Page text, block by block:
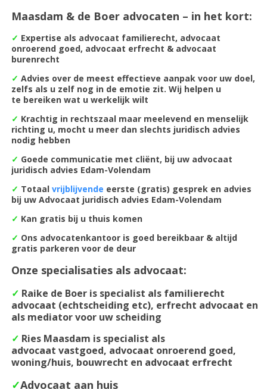
Maasdam & de Boer advocaten – in het kort:
✓ Expertise als advocaat familierecht, advocaat
onroerend goed, advocaat erfrecht & advocaat
burenrecht
✓ Advies over de meest effectieve aanpak voor uw doel,
zelfs als u zelf nog in de emotie zit. Wij helpen u
te bereiken wat u werkelijk wilt
✓ Krachtig in rechtszaal maar meelevend en menselijk
richting u, mocht u meer dan slechts juridisch advies
nodig hebben
✓ Goede communicatie met cliënt, bij uw advocaat
juridisch advies Edam-Volendam
✓ Totaalvrijblijvende eerste (gratis) gesprek en advies
bij uw Advocaat juridisch advies Edam-Volendam
✓ Kan gratis bij u thuis komen
✓ Ons advocatenkantoor is goed bereikbaar & altijd
gratis parkeren voor de deur
Onze specialisaties als advocaat:
✓ Raike de Boer is specialist als familierecht
advocaat (echtscheiding etc), erfrecht advocaat en
als mediator voor uw scheiding
✓ Ries Maasdam is specialist als
advocaat vastgoed, advocaat onroerend goed,
woning/huis, bouwrecht en advocaat erfrecht
✓Advocaat aan huis